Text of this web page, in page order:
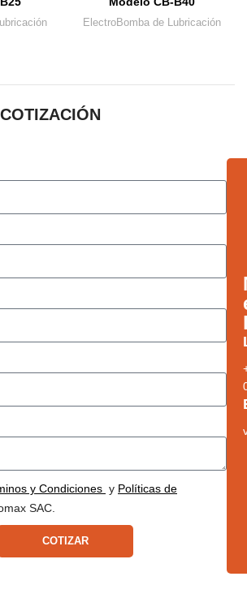
ElectroBomba de Lubricación
y Condiciones y Políticas de
SAC.
COTIZAR